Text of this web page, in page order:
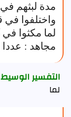
مدة لبثهم
واختلفوا
لما مكثوا في
مجاهد :
التفسير
لما